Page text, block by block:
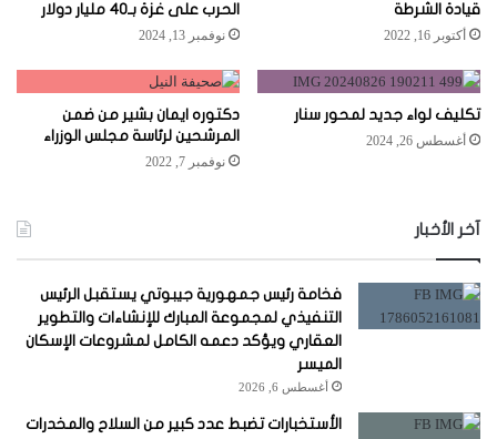
قيادة الشرطة
أكتوبر 16, 2022
الحرب على غزة بـ40 مليار دولار
نوفمبر 13, 2024
تكليف لواء جديد لمحور سنار
أغسطس 26, 2024
دكتوره ايمان بشير من ضمن
المرشحين لرئاسة مجلس الوزراء
نوفمبر 7, 2022
آخر الأخبار
فخامة رئيس جمهورية جيبوتي يستقبل الرئيس
التنفيذي لمجموعة المبارك للإنشاءات والتطوير
العقاري ويؤكد دعمه الكامل لمشروعات الإسكان
الميسر
أغسطس 6, 2026
الأستخبارات تضبط عدد كبير من السلاح والمخدرات